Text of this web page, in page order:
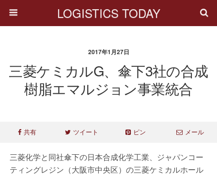
LOGISTICS TODAY
2017年1月27日
三菱ケミカルG、傘下3社の合成
樹脂エマルジョン事業統合
共有 ツイート ピン メール
三菱化学と同社傘下の日本合成化学工業、ジャパンコー
ティングレジン（大阪市中央区）の三菱ケミカルホール